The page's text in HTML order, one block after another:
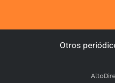
Otros